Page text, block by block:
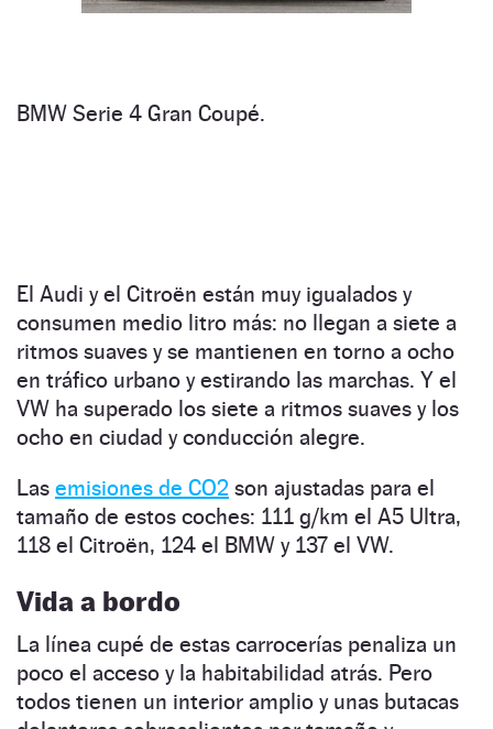
BMW Serie 4 Gran Coupé.
El Audi y el Citroën están muy igualados y
consumen medio litro más: no llegan a siete a
ritmos suaves y se mantienen en torno a ocho
en tráfico urbano y estirando las marchas. Y el
VW ha superado los siete a ritmos suaves y los
ocho en ciudad y conducción alegre.
Las emisiones de CO2 son ajustadas para el
tamaño de estos coches: 111 g/km el A5 Ultra,
118 el Citroën, 124 el BMW y 137 el VW.
Vida a bordo
La línea cupé de estas carrocerías penaliza un
poco el acceso y la habitabilidad atrás. Pero
todos tienen un interior amplio y unas butacas